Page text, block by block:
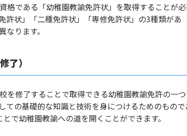
格である「幼稚園教諭免許状」を取得することが
許状」「二種免許状」「専修免許状」の3種類があ
なります。
了）
を修了することで取得できる幼稚園教諭免許の一
ての基礎的な知識と技術を身につけるためのもので
で幼稚園教諭への道を開くことができます。